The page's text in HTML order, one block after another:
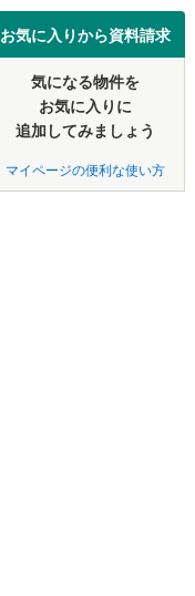
お気に入りから資料請求
気になる物件を
お気に入りに
追加してみましょう
マイページの便利な使い方